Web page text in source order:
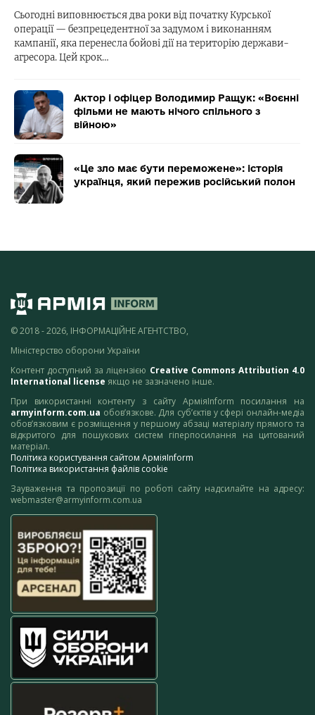
Сьогодні виповнюється два роки від початку Курської
операції — безпрецедентної за задумом і виконанням
кампанії, яка перенесла бойові дії на територію держави-
агресора. Цей крок…
Актор і офіцер Володимир Ращук: «Воєнні
фільми не мають нічого спільного з
війною»
«Це зло має бути переможене»: історія
українця, який пережив російський полон
© 2018 - 2026, ІНФОРМАЦІЙНЕ АГЕНТСТВО,
Міністерство оборони України
Контент доступний за ліцензією Creative Commons Attribution 4.0
International license якщо не зазначено інше.
При використанні контенту з сайту АрміяInform посилання на
armyinform.com.ua обов’язкове. Для суб’єктів у сфері онлайн-медіа
обов’язковим є розміщення у першому абзаці матеріалу прямого та
відкритого для пошукових систем гіперпосилання на цитований
матеріал.
Політика користування сайтом АрміяInform
Політика використання файлів cookie
Зауваження та пропозиції по роботі сайту надсилайте на адресу:
webmaster@armyinform.com.ua